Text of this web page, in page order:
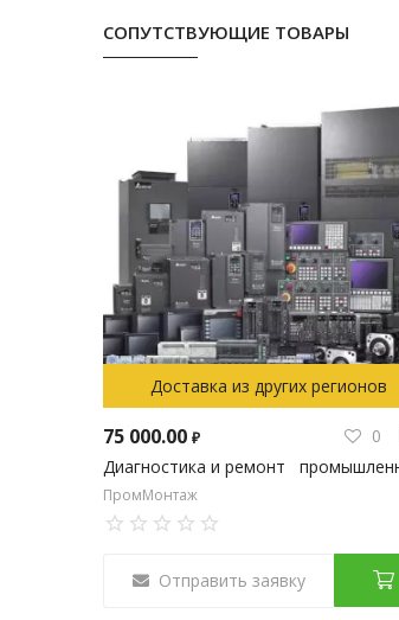
СОПУТСТВУЮЩИЕ ТОВАРЫ
Доставка из других регионов
75 000.00 ₽
0
ПромМонтаж
Отправить заявку